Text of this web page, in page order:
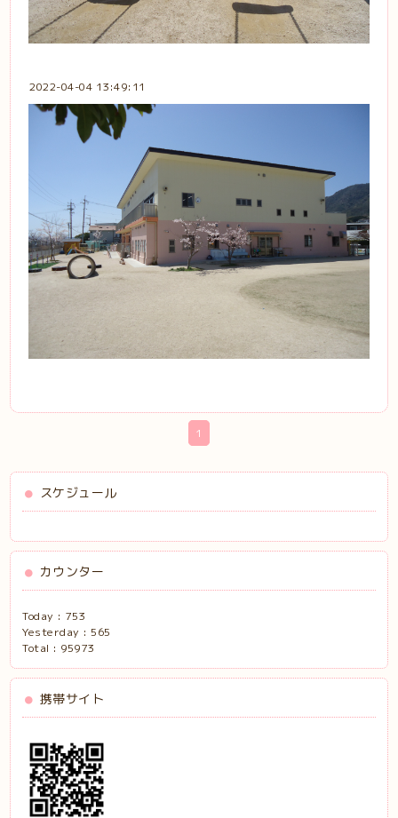
2022-04-04 13:49:11
1
スケジュール
カウンター
Today : 753
Yesterday :565
Total : 95973
携帯サイト